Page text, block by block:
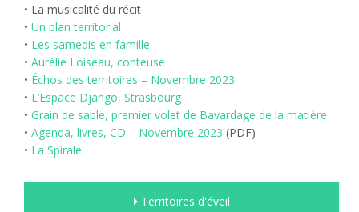
• La musicalité du récit
• Un plan territorial
• Les samedis en famille
• Aurélie Loiseau, conteuse
• Échos des territoires – Novembre 2023
• L’Espace Django, Strasbourg
• Grain de sable, premier volet de Bavardage de la matière
• Agenda, livres, CD – Novembre 2023 (PDF)
• La Spirale
Territoires d'éveil